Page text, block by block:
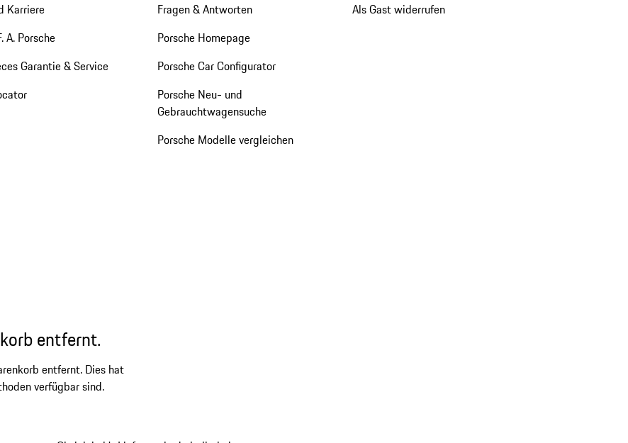
Karriere
A. Porsche
Garantie & Service
Fragen & Antworten
Porsche Homepage
Porsche Car Configurator
Porsche Neu- und
Gebrauchtwagensuche
Porsche Modelle vergleichen
Als Gast widerrufen
entfernt.
entfernt. Dies hat
verfügbar sind.